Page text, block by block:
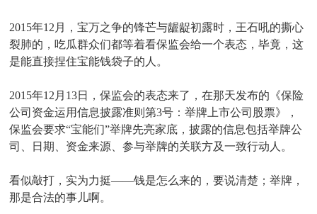
2015年12月，宝万之争的锋芒与龌龊初露时，王石吼的撕心
裂肺的，吃瓜群众们都等着看保监会给一个表态，毕竟，这
是能直接捏住宝能钱袋子的人。
2015年12月13日，保监会的表态来了，在那天发布的《保险
公司资金运用信息披露准则第3号：举牌上市公司股票》，
保监会要求“宝能们”举牌先亮家底，披露的信息包括举牌公
司、日期、资金来源、参与举牌的关联方及一致行动人。
看似敲打，实为力挺——钱是怎么来的，要说清楚；举牌，
那是合法的事儿啊。